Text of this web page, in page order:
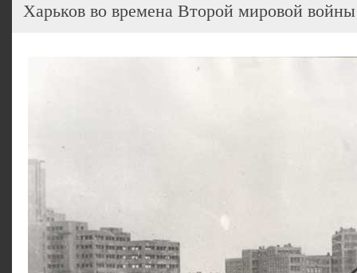
Харьков во времена Второй мировой войны